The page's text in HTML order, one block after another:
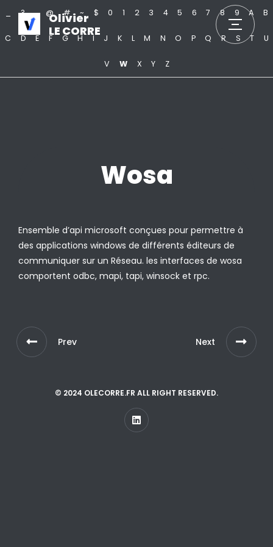
Olivier
LE CORRE
? . @ # ~ $ 0 1 2 3 4 5 6 7 8 9 A B
C D E F G H I J K L M N O P Q R S T U
V W X Y Z
Wosa
Ensemble d’api microsoft conçues pour permettre à
des applications windows de différents éditeurs de
communiquer sur un Réseau. les interfaces de wosa
comportent odbc, mapi, tapi, winsock et rpc.
Prev Next
© 2024 OLECORRE.FR ALL RIGHT RESERVED.